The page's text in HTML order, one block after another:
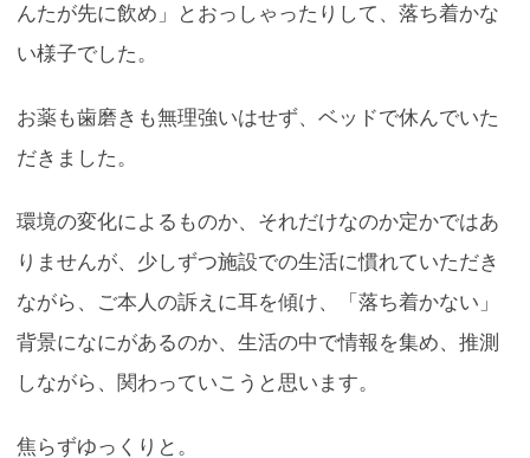
んたが先に飲め」とおっしゃったりして、落ち着かな
い様子でした。
お薬も歯磨きも無理強いはせず、ベッドで休んでいた
だきました。
環境の変化によるものか、それだけなのか定かではあ
りませんが、少しずつ施設での生活に慣れていただき
ながら、ご本人の訴えに耳を傾け、「落ち着かない」
背景になにがあるのか、生活の中で情報を集め、推測
しながら、関わっていこうと思います。
焦らずゆっくりと。